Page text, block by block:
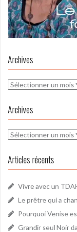
Archives
Archives
Archives
Archives
Articles récents
Vivre avec un
Le prêtre qui a
Pourquoi Venise
Grandir seul Noir